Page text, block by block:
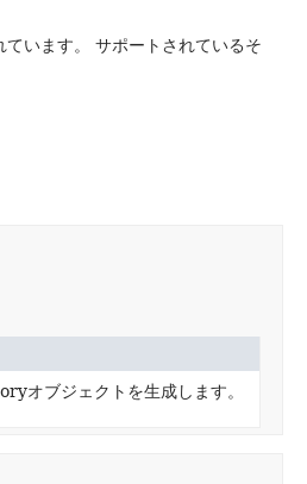
います。
サポートされているそ
オブジェクトを生成します。